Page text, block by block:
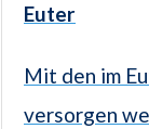
Euter
Mit den im
versorgen